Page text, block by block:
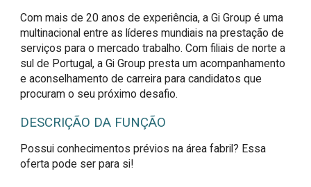
Com mais de 20 anos de experiência, a Gi Group é uma
multinacional entre as líderes mundiais na prestação de
serviços para o mercado trabalho. Com filiais de norte a
sul de Portugal, a Gi Group presta um acompanhamento
e aconselhamento de carreira para candidatos que
procuram o seu próximo desafio.
DESCRIÇÃO DA FUNÇÃO
Possui conhecimentos prévios na área fabril? Essa
oferta pode ser para si!